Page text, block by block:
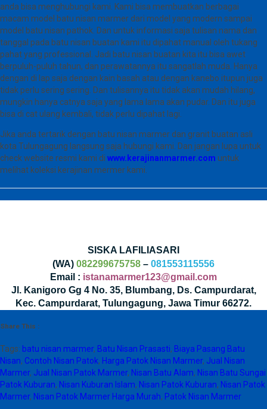
anda bisa menghubungi kami. Kami bisa membuatkan berbagai
macam model batu nisan marmer dari model yang modern sampai
model batu nisan pathok. Dan untuk informasi saja tulisan nama dan
tanggal pada batu nisan buatan kami itu dipahat manual oleh tukang
pahat yang professional. Jadi batu nisan buatan kita itu bisa awet
berpuluh-puluh tahun, dan perawatannya itu sangatlah muda. Hanya
dengan di lap saja dengan kain basah atau dengan kanebo itupun juga
tidak perlu sering sering. Dan tulisannya itu tidak akan mudah hilang,
mungkin hanya catnya saja yang lama lama akan pudar. Dan itu juga
bisa di cat ulang kembali, tidak perlu dipahat lagi.
Jika anda tertarik dengan batu nisan marmer dan granit buatan asli
kota Tulungagung langsung saja hubungi kami. Dan jangan lupa untuk
check website resmi kami di www.kerajinanmarmer.com untuk
melihat koleksi kerajinan mermer kami.
SISKA LAFILIASARI
(WA) 082299675758 – 081553115556
Email : istanamarmer123@gmail.com
Jl. Kanigoro Gg 4 No. 35, Blumbang, Ds. Campurdarat,
Kec. Campurdarat, Tulungagung, Jawa Timur 66272.
Share This :
Tags: batu nisan marmer, Batu Nisan Prasasti, Biaya Pasang Batu
Nisan, Contoh Nisan Patok, Harga Patok Nisan Marmer, Jual Nisan
Marmer, Jual Nisan Patok Marmer, Nisan Batu Alam, Nisan Batu Sungai
Patok Kuburan, Nisan Kuburan Islam, Nisan Patok Kuburan, Nisan Patok
Marmer, Nisan Patok Marmer Harga Murah, Patok Nisan Marmer